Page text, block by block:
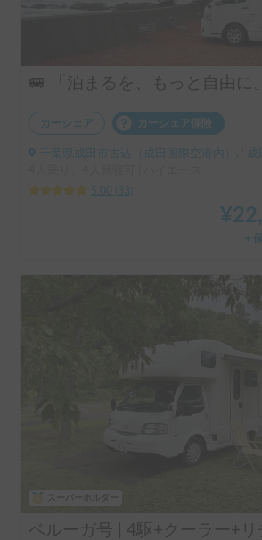
カーシェア カーシェア保険
千葉県成田市古込（成田国際空港内）, ' 成
5.00
33
¥
＋